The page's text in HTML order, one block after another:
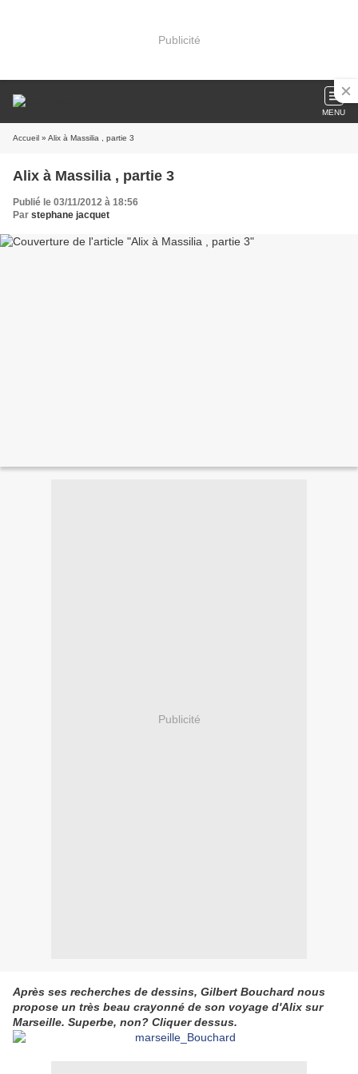
Publicité
MENU
Accueil » Alix à Massilia , partie 3
Alix à Massilia , partie 3
Publié le 03/11/2012 à 18:56
Par stephane jacquet
Publicité
Après ses recherches de dessins, Gilbert Bouchard nous
propose un très beau crayonné de son voyage d'Alix sur
Marseille. Superbe, non? Cliquer dessus.